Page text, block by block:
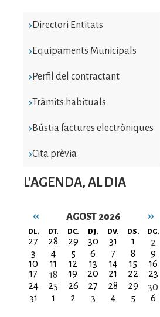
Directori Entitats
Equipaments Municipals
Perfil del contractant
Tràmits habituals
Bústia factures electròniques
Cita prèvia
L'AGENDA, AL DIA
AGOST 2026
Paginació
‹‹ ››
DL. DT. DC. DJ. DV. DS. DG.
27 28 29 30 31 1
2
3
4 5 6 7 8
9
10
11 12 13 14 15
16
17
18 19 20 21 22
23
24
25 26 27 28 29
30
31
1 2 3 4 5 6